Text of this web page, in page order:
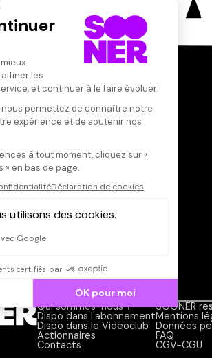
Qui sommes-nous ?
Dispo dans l'abonnement
Dispo dans le Videoclub
Actionnaires
Contacts
SOONER
Mentions
Données
FAQ
CGV-CGU